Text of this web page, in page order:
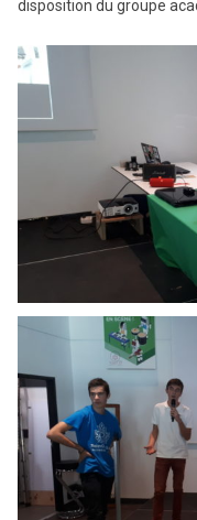
disposition du groupe